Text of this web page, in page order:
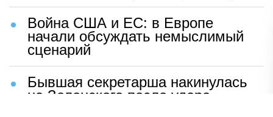
Война США и ЕС: в Европе
начали обсуждать немыслимый
сценарий
Бывшая секретарша накинулась
на Зеленского после удара